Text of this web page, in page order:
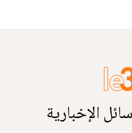
الإخبارية